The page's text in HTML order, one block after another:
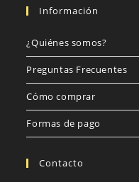
Información
¿Quiénes somos?
Preguntas Frecuentes
Cómo comprar
Formas de pago
Contacto